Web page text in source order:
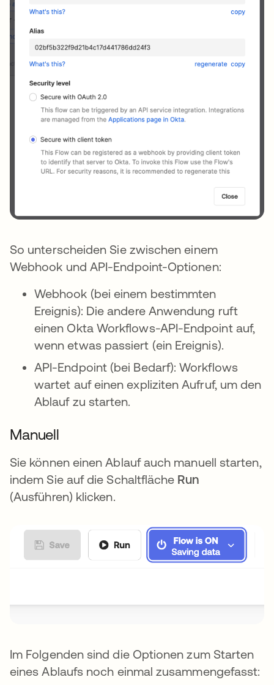
So unterscheiden Sie zwischen einem
Webhook und API-Endpoint-Optionen:
Webhook (bei einem bestimmten
Ereignis): Die andere Anwendung ruft
einen Okta Workflows-API-Endpoint auf,
wenn etwas passiert (ein Ereignis).
API-Endpoint (bei Bedarf): Workflows
wartet auf einen expliziten Aufruf, um den
Ablauf zu starten.
Manuell
Sie können einen Ablauf auch manuell starten,
indem Sie auf die Schaltfläche Run
(Ausführen) klicken.
Im Folgenden sind die Optionen zum Starten
eines Ablaufs noch einmal zusammengefasst: